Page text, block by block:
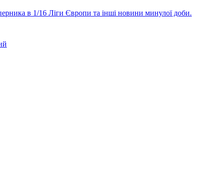
в 1/16 Ліги Європи та інші новини минулої доби.